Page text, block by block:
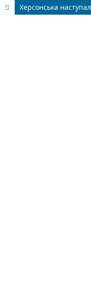
Херсонська